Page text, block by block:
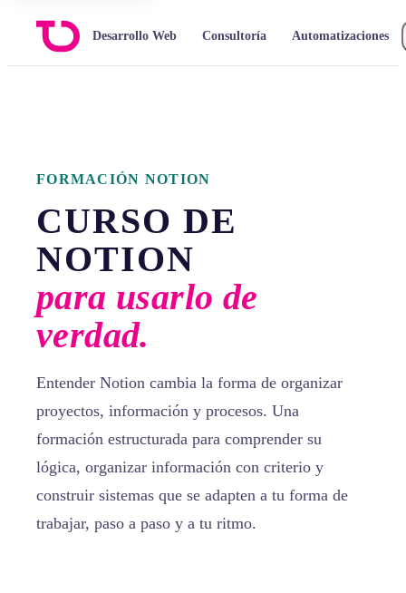
Desarrollo Web Consultoría Automatizaciones
FORMACIÓN NOTION
CURSO DE
NOTION
para usarlo de
verdad.
Entender Notion cambia la forma de organizar
proyectos, información y procesos. Una
formación estructurada para comprender su
lógica, organizar información con criterio y
construir sistemas que se adapten a tu forma de
trabajar, paso a paso y a tu ritmo.